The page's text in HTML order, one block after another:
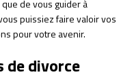
de vous guider à
puissiez faire valoir vos
pour votre avenir.
divorce